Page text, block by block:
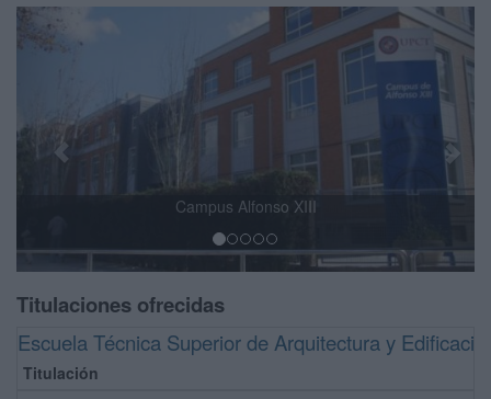
Campus Alfonso XIII
Previous Next
Titulaciones ofrecidas
Escuela Técnica Superior de Arquitectura y
Titulación